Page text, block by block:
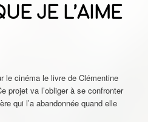
JE L’AIME
le cinéma le livre de Clémentine
projet va l’obliger à se confronter
qui l’a abandonnée quand elle